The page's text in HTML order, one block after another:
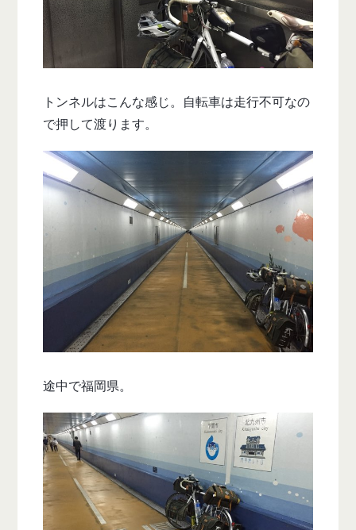
トンネルはこんな感じ。自転車は走行不可なの
で押して渡ります。
途中で福岡県。